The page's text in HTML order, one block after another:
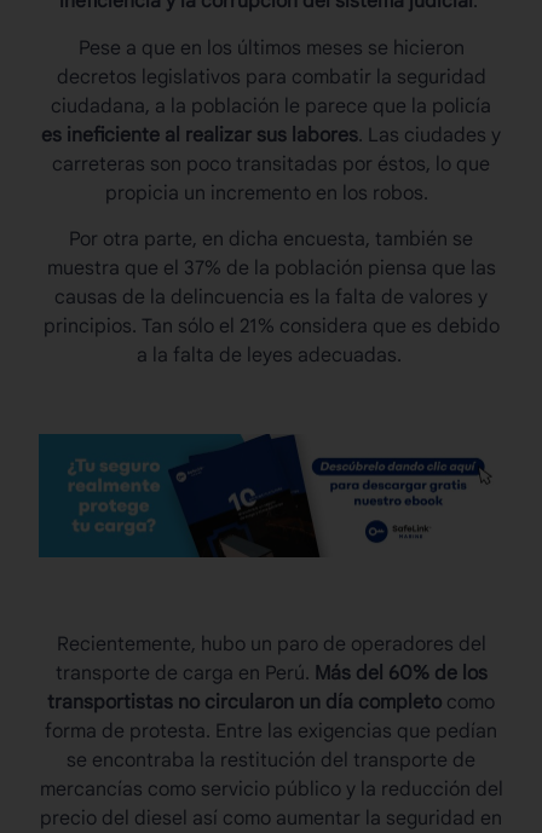
Pese a que en los últimos meses se hicieron
decretos legislativos para combatir la seguridad
ciudadana, a la población le parece que la policía
es ineficiente al realizar sus labores. Las ciudades y
carreteras son poco transitadas por éstos, lo que
propicia un incremento en los robos.
Por otra parte, en dicha encuesta, también se
muestra que el 37% de la población piensa que las
causas de la delincuencia es la falta de valores y
principios. Tan sólo el 21% considera que es debido
a la falta de leyes adecuadas.
Recientemente, hubo un paro de operadores del
transporte de carga en Perú. Más del 60% de los
transportistas no circularon un día completo como
forma de protesta. Entre las exigencias que pedían
se encontraba la restitución del transporte de
mercancías como servicio público y la reducción del
precio del diesel así como aumentar la seguridad en